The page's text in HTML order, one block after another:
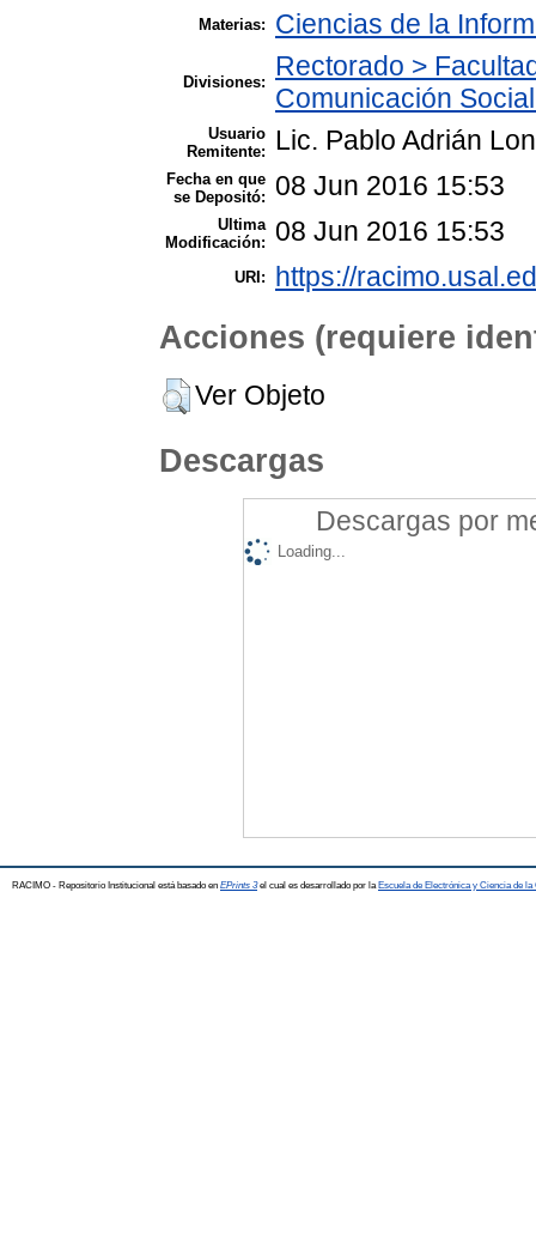
Materias: Ciencias de la
Divisiones:
Rectorado >
Comunicación
Usuario
Remitente:
Lic. Pablo Adrián
Fecha en que
se Depositó:
08 Jun 2016 15:53
Ultima
Modificación:
08 Jun 2016 15:53
URI: https://
Acciones (requiere
Ver Objeto
Descargas
Descargas por
Loading...
RACIMO - Repositorio Institucional está basado en EPrints 3el cual es desarrollado por la Escuela de Electrónica y Ciencia de la